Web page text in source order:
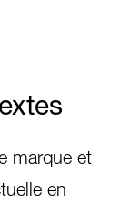
marque et
en